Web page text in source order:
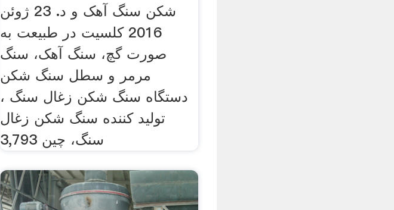
شکن سنگ آهک و د. 23 ژوئن
2016 کلسیت در طبیعت به
صورت گچ، سنگ آهک، سنگ
مرمر و سطل سنگ شکن
دستگاه سنگ شکن زغال سنگ ،
تولید کننده سنگ شکن زغال
سنگ، چین 3,793